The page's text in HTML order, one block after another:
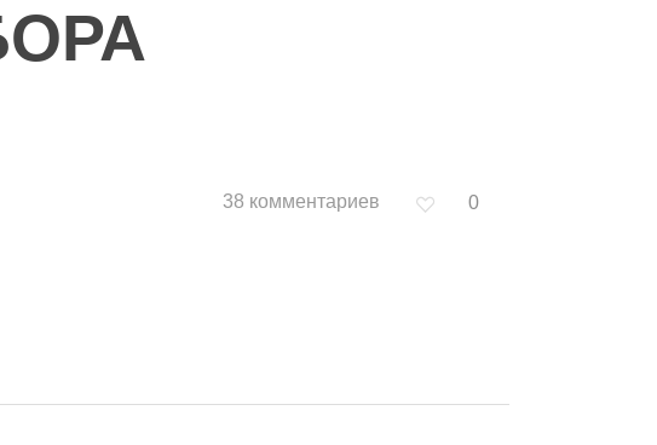
38 комментариев 0